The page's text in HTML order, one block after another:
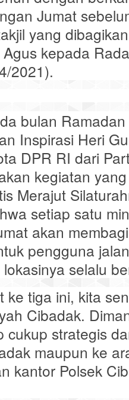
Jumat
yang
kepada
2021).
bulan
Inspirasi Heri
DPR RI dari
kegiatan
Merajut
setiap satu
akan
pengguna
selalu
ke tiga ini, kita
Cibadak.
cukup strategis
maupun ke
kantor Polsek